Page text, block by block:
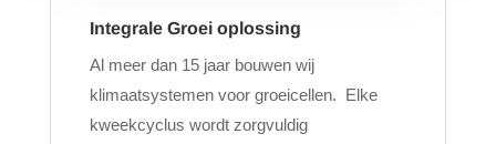
Integrale Groei oplossing
Al meer dan 15 jaar bouwen wij
klimaatsystemen voor groeicellen. Elke
kweekcyclus wordt zorgvuldig